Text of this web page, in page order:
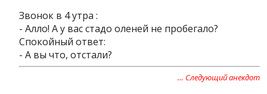
Звонок в 4 утра :
- Алло! А у вас стадо оленей не пробегало?
Спокойный ответ:
- А вы что, отстали?
… Следующий анекдот